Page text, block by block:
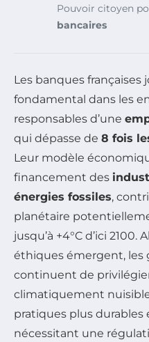
Pouvoir citoyen
bancaires
Les banques françaises
fondamental dans les
responsables d’une
qui dépasse de 8 fois
Leur modèle
financement des
énergies fossiles,
planétaire
jusqu’à +4°C d’ici
éthiques émergent, les
continuent de
climatiquement
pratiques plus durables
nécessitant une